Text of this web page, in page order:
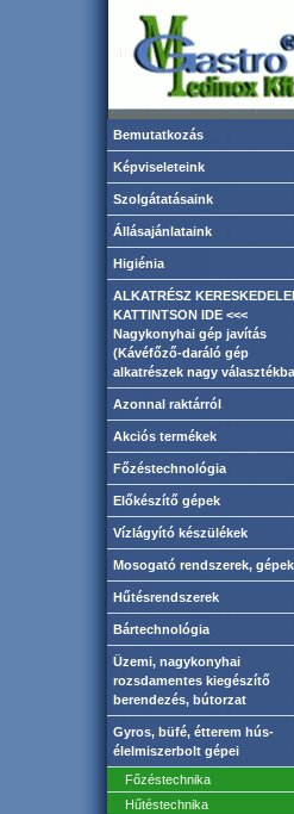
Bemutatkozás
Képviseleteink
Szolgátatásaink
Állásajánlataink
Higiénia
ALKATRÉSZ
KATTINTSON IDE <<<
Nagykonyhai gép javítás
(Kávéfőző-daráló gép
alkatrészek nagy
Azonnal raktárról
Akciós termékek
Főzéstechnológia
Előkészítő gépek
Vízlágyító készülékek
Mosogató rendszerek, gépek
Hűtésrendszerek
Bártechnológia
Üzemi, nagykonyhai
rozsdamentes kiegészítő
berendezés, bútorzat
Gyros, büfé, étterem hús-
élelmiszerbolt gépei
Főzéstechnika
Hűtéstechnika